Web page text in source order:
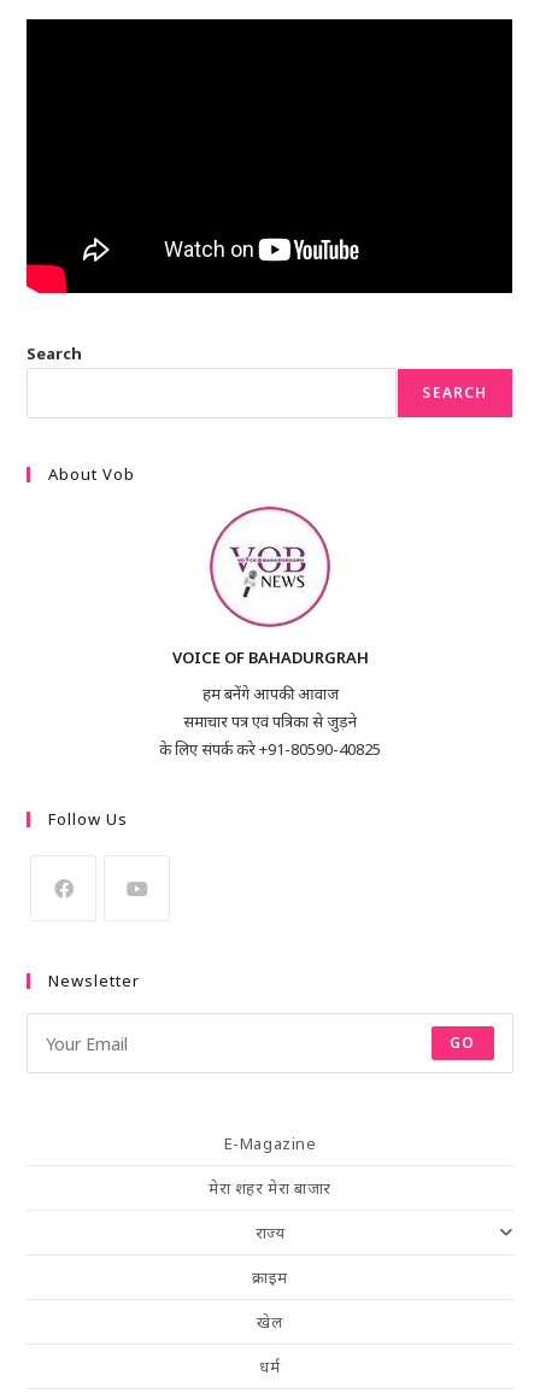
Search
SEARCH
About Vob
VOICE OF BAHADURGRAH
हम बनेंगे आपकी आवाज
समाचार पत्र एवं पत्रिका से जुड़ने
के लिए संपर्क करे +91-80590-40825
Follow Us
Newsletter
GO
E-Magazine
मेरा शहर मेरा बाजार
राज्य
क्राइम
खेल
धर्म